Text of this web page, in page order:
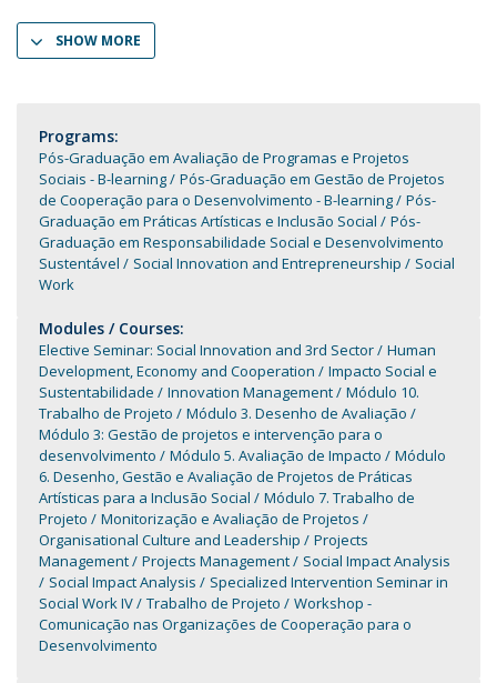
SHOW MORE
Programs:
Pós-Graduação em Avaliação de Programas e Projetos
Sociais - B-learning
Pós-Graduação em Gestão de Projetos
de Cooperação para o Desenvolvimento - B-learning
Pós-
Graduação em Práticas Artísticas e Inclusão Social
Pós-
Graduação em Responsabilidade Social e Desenvolvimento
Sustentável
Social Innovation and Entrepreneurship
Social
Work
Modules / Courses:
Elective Seminar: Social Innovation and 3rd Sector
Human
Development, Economy and Cooperation
Impacto Social e
Sustentabilidade
Innovation Management
Módulo 10.
Trabalho de Projeto
Módulo 3. Desenho de Avaliação
Módulo 3: Gestão de projetos e intervenção para o
desenvolvimento
Módulo 5. Avaliação de Impacto
Módulo
6. Desenho, Gestão e Avaliação de Projetos de Práticas
Artísticas para a Inclusão Social
Módulo 7. Trabalho de
Projeto
Monitorização e Avaliação de Projetos
Organisational Culture and Leadership
Projects
Management
Projects Management
Social Impact Analysis
Social Impact Analysis
Specialized Intervention Seminar in
Social Work IV
Trabalho de Projeto
Workshop -
Comunicação nas Organizações de Cooperação para o
Desenvolvimento